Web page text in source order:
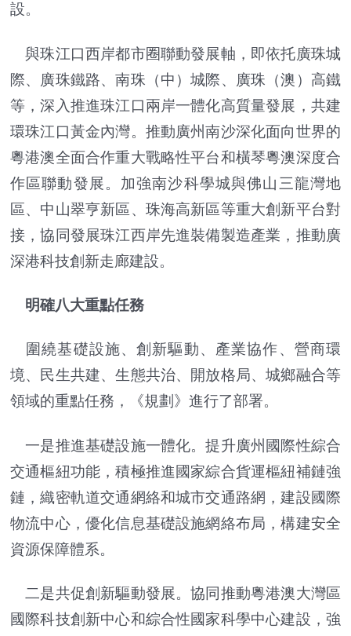
設。
與珠江口西岸都市圈聯動發展軸，即依托廣珠城
際、廣珠鐵路、南珠（中）城際、廣珠（澳）高鐵
等，深入推進珠江口兩岸一體化高質量發展，共建
環珠江口黃金內灣。推動廣州南沙深化面向世界的
粵港澳全面合作重大戰略性平台和橫琴粵澳深度合
作區聯動發展。加強南沙科學城與佛山三龍灣地
區、中山翠亨新區、珠海高新區等重大創新平台對
接，協同發展珠江西岸先進裝備製造產業，推動廣
深港科技創新走廊建設。
明確八大重點任務
圍繞基礎設施、創新驅動、產業協作、營商環
境、民生共建、生態共治、開放格局、城鄉融合等
領域的重點任務，《規劃》進行了部署。
一是推進基礎設施一體化。提升廣州國際性綜合
交通樞紐功能，積極推進國家綜合貨運樞紐補鏈強
鏈，織密軌道交通網絡和城市交通路網，建設國際
物流中心，優化信息基礎設施網絡布局，構建安全
資源保障體系。
二是共促創新驅動發展。協同推動粵港澳大灣區
國際科技創新中心和綜合性國家科學中心建設，強